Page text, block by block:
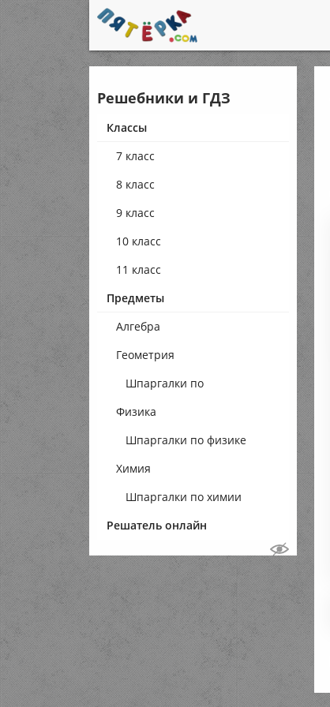
Решебники и ГДЗ
Классы
7 класс
8 класс
9 класс
10 класс
11 класс
Предметы
Алгебра
Геометрия
Шпаргалки по
геометрии
Физика
Шпаргалки по физике
Химия
Шпаргалки по химии
Решатель онлайн